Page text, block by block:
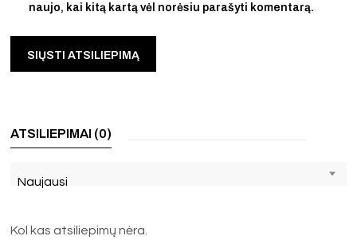
naujo, kai kitą kartą vėl norėsiu parašyti komentarą.
ATSILIEPIMAI (0)
Naujausi
Kol kas atsiliepimų nėra.